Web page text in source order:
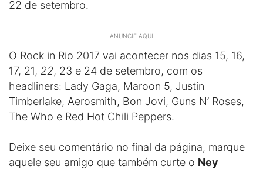
22 de setembro.
- ANUNCIE AQUI -
O Rock in Rio 2017 vai acontecer nos dias 15, 16,
17, 21, 22, 23 e 24 de setembro, com os
headliners: Lady Gaga, Maroon 5, Justin
Timberlake, Aerosmith, Bon Jovi, Guns N’ Roses,
The Who e Red Hot Chili Peppers.
Deixe seu comentário no final da página, marque
aquele seu amigo que também curte o Ney